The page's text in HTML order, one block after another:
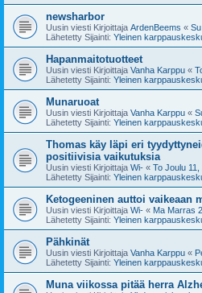
newsharbor
Uusin viesti Kirjoittaja ArdenBeems «
Lähetetty Sijainti: Yleinen
Hapanmaitotuotteet
Uusin viesti Kirjoittaja Vanha Karppu «
Lähetetty Sijainti: Yleinen
Munaruoat
Uusin viesti Kirjoittaja Vanha Karppu «
Lähetetty Sijainti: Yleinen
Thomas käy läpi eri
positiivisia vaikutuksia
Uusin viesti Kirjoittaja Wi- « To Joulu
Lähetetty Sijainti: Yleinen
Ketogeeninen auttoi vaikeaan
Uusin viesti Kirjoittaja Wi- « Ma Marras
Lähetetty Sijainti: Yleinen
Pähkinät
Uusin viesti Kirjoittaja Vanha Karppu «
Lähetetty Sijainti: Yleinen
Muna viikossa pitää herra